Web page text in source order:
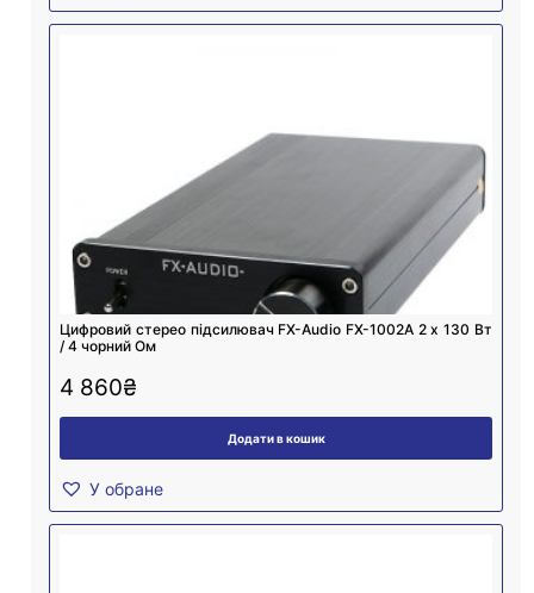
Цифровий стерео підсилювач FX-Audio FX-1002A 2 х 130 Вт
/ 4 чорний Ом
4 860₴
Додати в кошик
У обране